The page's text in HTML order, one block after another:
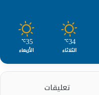
34
℃
الثلاثاء
35
℃
الأربعاء
تعليقات